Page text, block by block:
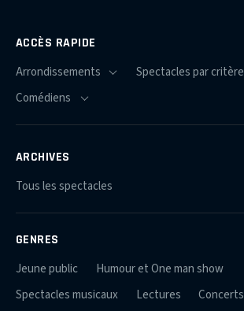
ACCÈS RAPIDE
ARCHIVES
Tous les spectacles
GENRES
Jeune public
Humour et One man show
Spectacles musicaux
Lectures
Concerts